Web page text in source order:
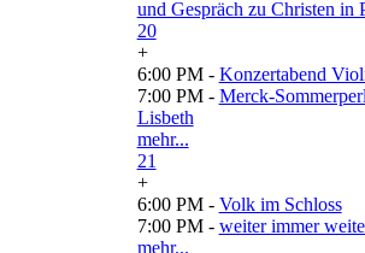
und Gespräch zu Christen in
20
+
6:00 PM - Konzertabend
7:00 PM - Merck-
Lisbeth
mehr...
21
+
6:00 PM - Volk im Schloss
7:00 PM - weiter immer
mehr...